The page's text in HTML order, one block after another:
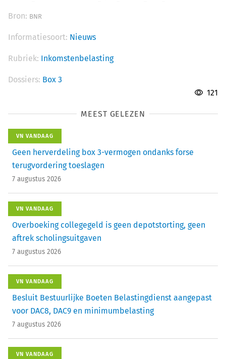
Bron: BNR
Informatiesoort: Nieuws
Rubriek: Inkomstenbelasting
Dossiers: Box 3
121
MEEST GELEZEN
VN VANDAAG
Geen herverdeling box 3-vermogen ondanks forse
terugvordering toeslagen
7 augustus 2026
VN VANDAAG
Overboeking collegegeld is geen depotstorting, geen
aftrek scholingsuitgaven
7 augustus 2026
VN VANDAAG
Besluit Bestuurlijke Boeten Belastingdienst aangepast
voor DAC8, DAC9 en minimumbelasting
7 augustus 2026
VN VANDAAG